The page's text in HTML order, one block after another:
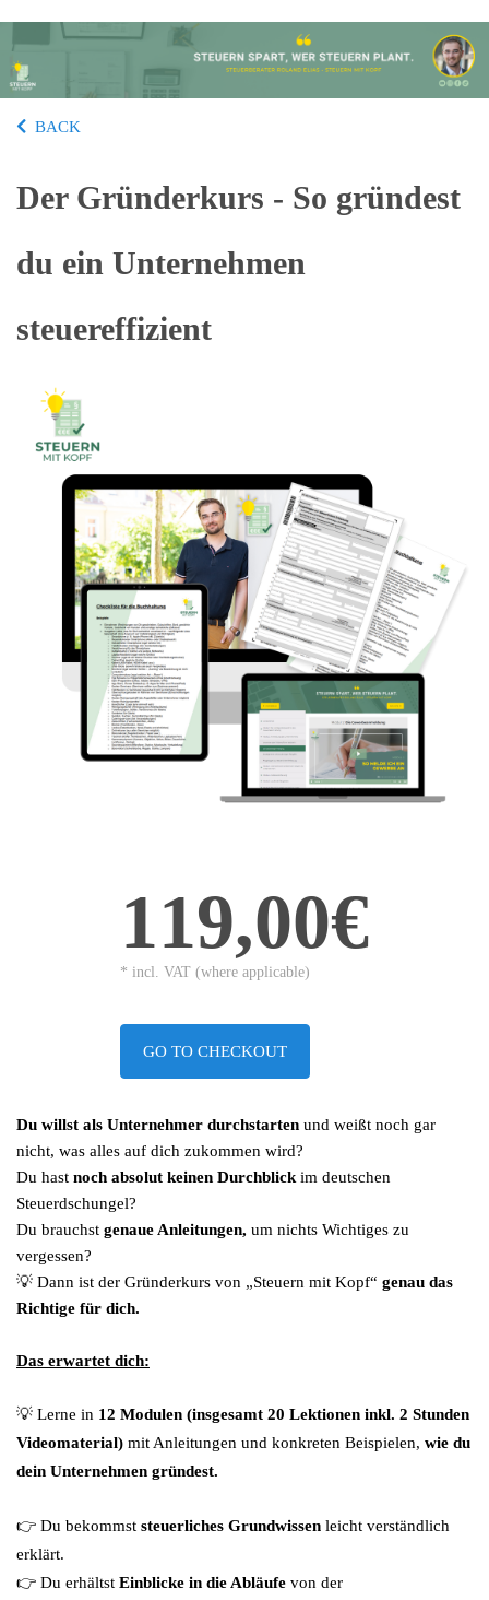
BACK
Der Gründerkurs - So gründest
du ein Unternehmen
steuereffizient
119,00€
* incl. VAT (where applicable)
GO TO CHECKOUT
Du willst als Unternehmer durchstarten und weißt noch gar
nicht, was alles auf dich zukommen wird?
Du hast noch absolut keinen Durchblick im deutschen
Steuerdschungel?
Du brauchst genaue Anleitungen, um nichts Wichtiges zu
vergessen?
💡 Dann ist der Gründerkurs von „Steuern mit Kopf“ genau das
Richtige für dich.
Das erwartet dich:
💡 Lerne in 12 Modulen (insgesamt 20 Lektionen inkl. 2 Stunden
Videomaterial) mit Anleitungen und konkreten Beispielen, wie du
dein Unternehmen gründest.
👉 Du bekommst steuerliches Grundwissen leicht verständlich
erklärt.
👉 Du erhältst Einblicke in die Abläufe von der